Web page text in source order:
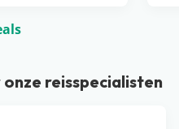
reisspecialisten